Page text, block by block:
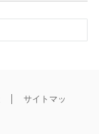
サイトマッ